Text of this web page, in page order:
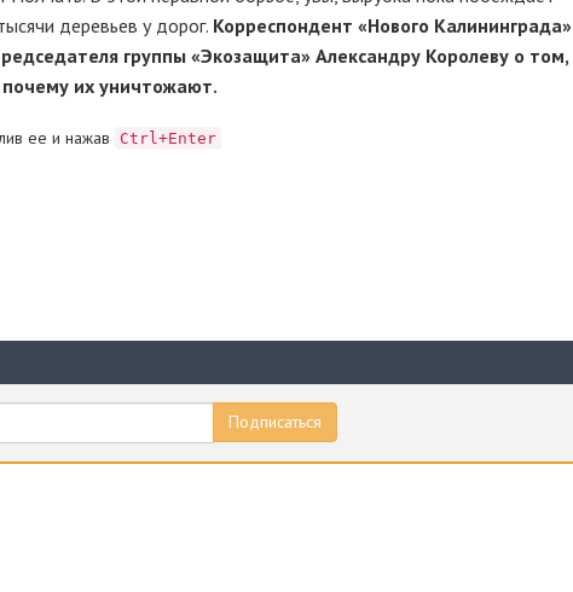
деревьев у дорог. Корреспондент «Нового Калининграда»
группы «Экозащита» Александру Королеву о том,
их уничтожают.
ее и нажав Ctrl+Enter
Подписаться